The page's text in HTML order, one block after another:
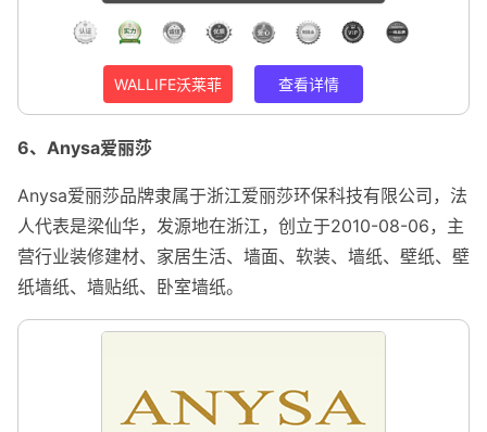
WALLIFE沃莱菲 查看详情
6、Anysa爱丽莎
Anysa爱丽莎品牌隶属于浙江爱丽莎环保科技有限公司，法
人代表是梁仙华，发源地在浙江，创立于2010-08-06，主
营行业装修建材、家居生活、墙面、软装、墙纸、壁纸、壁
纸墙纸、墙贴纸、卧室墙纸。